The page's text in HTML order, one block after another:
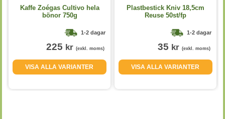
Kaffe Zoégas Cultivo hela
bönor 750g
1-2 dagar
225 kr (exkl. moms)
VISA ALLA VARIANTER
Plastbestick Kniv 18,5cm
Reuse 50st/fp
1-2 dagar
35 kr (exkl. moms)
VISA ALLA VARIANTER